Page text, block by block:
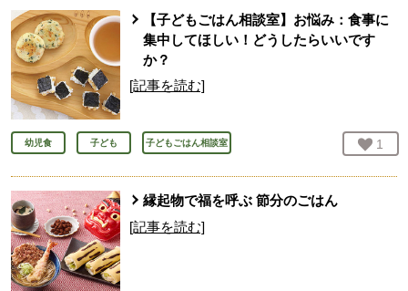
【子どもごはん相談室】お悩み：食事に
集中してほしい！どうしたらいいです
か？
[記事を読む]
幼児食 子ども 子どもごはん相談室 お気
1
縁起物で福を呼ぶ 節分のごはん
[記事を読む]